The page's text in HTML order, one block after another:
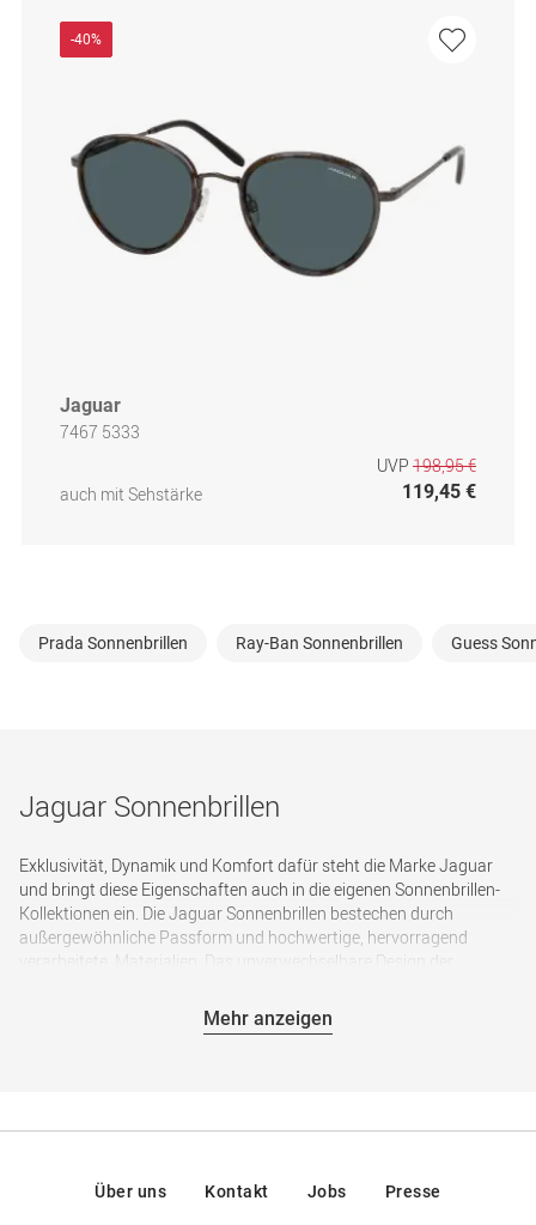
-40%
Jaguar
7467 5333
auch mit Sehstärke
UVP 198,95 €
119,45 €
Prada Sonnenbrillen Ray-Ban Sonnenbrillen Guess
Jaguar Sonnenbrillen
Exklusivität, Dynamik und Komfort dafür steht die Marke Jaguar
und bringt diese Eigenschaften auch in die eigenen Sonnenbrillen-
Kollektionen ein. Die Jaguar Sonnenbrillen bestechen durch
außergewöhnliche Passform und hochwertige, hervorragend
verarbeitete, Materialien. Das unverwechselbare Design der
Bei den Sonnenbrillen von Jaguar stehen Design und Technik in
perfekte Verarbeitung, die Kraft und Dynamik der Wildkatze finden
Sie in jedem Modell wieder.
Mehr anzeigen
Über uns Kontakt Jobs Presse